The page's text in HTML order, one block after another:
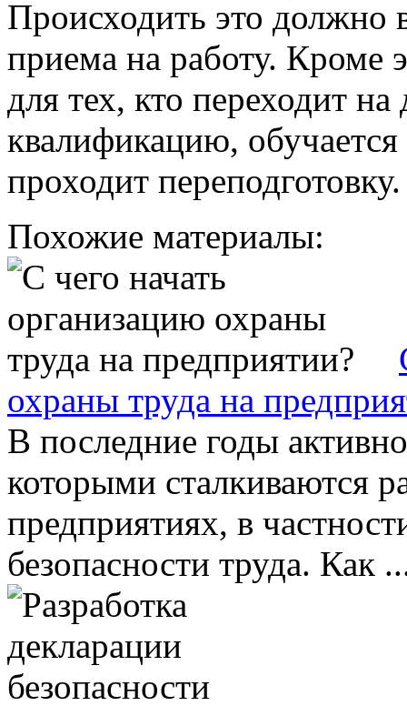
Происходить это должно
приема на работу. Кроме
для тех, кто переходит
квалификацию,
проходит переподготовку.
Похожие материалы:
охраны труда на
В последние годы
которыми сталкиваются
предприятиях, в
безопасности труда. Как